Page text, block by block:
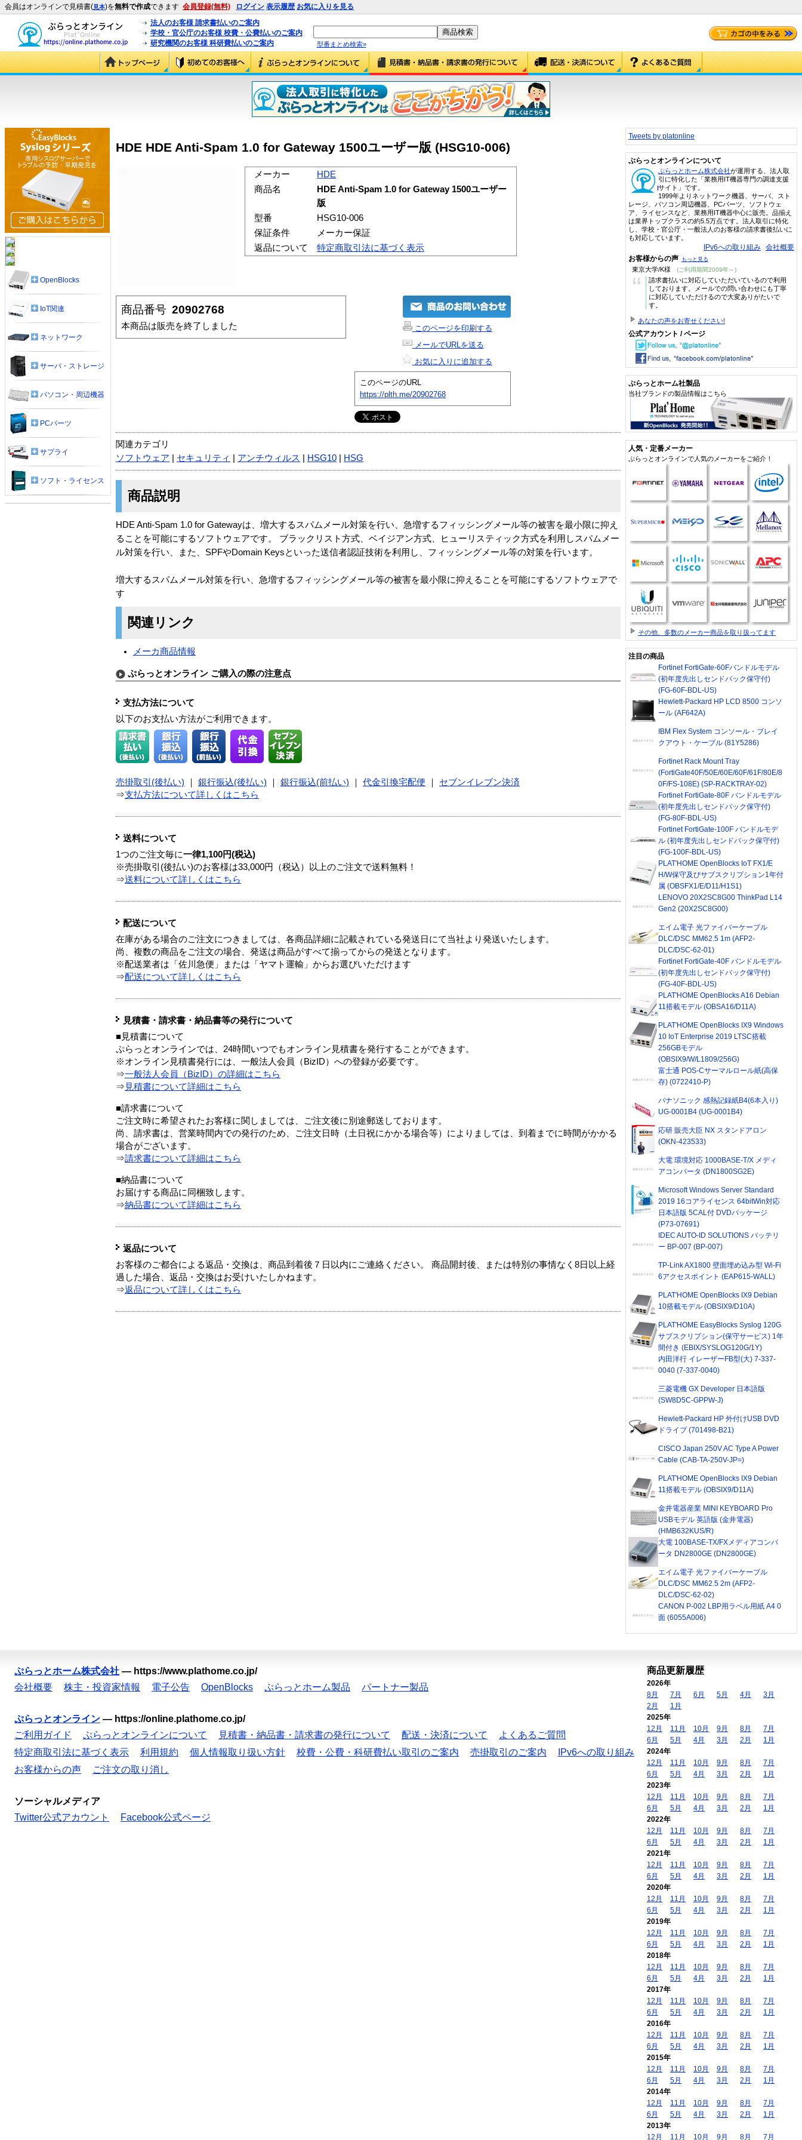
会員はオンラインで見積書(見本)を無料で作成できます 会員登録(無料) ログイン 表示履歴 お気に入りを見る
法人のお客様 請求書払いのご案内
学校・官公庁のお客様 校費・公費払いのご案内
研究機関のお客様 科研費払いのご案内
型番まとめ検索»
HDE HDE Anti-Spam 1.0 for Gateway 1500ユーザー版 (HSG10-006)
メーカー
HDE
商品名
HDE Anti-Spam 1.0 for Gateway 1500ユーザー
版
型番
HSG10-006
保証条件
メーカー保証
返品について
特定商取引法に基づく表示
商品番号 20902768
本商品は販売を終了しました
このページを印刷する
メールでURLを送る
お気に入りに追加する
このページのURL
https://plth.me/20902768
関連カテゴリ
ソフトウェア
セキュリティ アンチウィルス HSG10 HSG
商品説明
HDE Anti-Spam 1.0 for Gatewayは、増大するスパムメール対策を行い、急増するフィッシングメール等の被害を最小限に抑え
ることを可能にするソフトウェアです。 ブラックリスト方式、ベイジアン方式、ヒューリスティック方式を利用しスパムメー
ル対策を行い、また、SPFやDomain Keysといった送信者認証技術を利用し、フィッシングメール等の対策を行います。
増大するスパムメール対策を行い、急増するフィッシングメール等の被害を最小限に抑えることを可能にするソフトウェアで
す
関連リンク
メーカ商品情報
ぷらっとオンライン ご購入の際の注意点
支払方法について
以下のお支払い方法がご利用できます。
売掛取引(後払い) 銀行振込(後払い) 銀行振込(前払い) 代金引換宅配便
セブンイレブン決済
⇒支払方法について詳しくはこちら
送料について
1つのご注文毎に一律1,100円(税込)
※売掛取引(後払い)のお客様は33,000円（税込）以上のご注文で送料無料！
⇒送料について詳しくはこちら
配送について
在庫がある場合のご注文につきましては、各商品詳細に記載されている発送日にて当社より発送いたします。
尚、複数の商品をご注文の場合、発送は商品がすべて揃ってからの発送となります。
※配送業者は「佐川急便」または「ヤマト運輸」からお選びいただけます
⇒配送について詳しくはこちら
見積書・請求書・納品書等の発行について
■見積書について
ぷらっとオンラインでは、24時間いつでもオンライン見積書を発行することができます。
※オンライン見積書発行には、一般法人会員（BizID）への登録が必要です。
⇒一般法人会員（BizID）の詳細はこちら
⇒ 見積書について詳細はこちら
■請求書について
ご注文時に希望されたお客様に関しましては、ご注文後に別途郵送しております。
尚、請求書は、営業時間内での発行のため、ご注文日時（土日祝にかかる場合等）によりましては、到着までに時間がかかる
場合がございます。
⇒請求書について詳細はこちら
■納品書について
お届けする商品に同梱致します。
⇒納品書について詳細はこちら
返品について
お客様のご都合による返品・交換は、商品到着後７日以内にご連絡ください。 商品開封後、または特別の事情なく8日以上経
過した場合、返品・交換はお受けいたしかねます。
⇒返品について詳しくはこちら
OpenBlocks
IoT関連
ネットワーク
サーバ・ストレージ
パソコン・周辺機器
PCパーツ
サプライ
ソフト・ライセンス
Tweets by platonline
ぷらっとオンラインについて
ぷらっとホーム株式会社が運用する、法人取
引に特化した「業務用IT機器専門の調達支援
サイト」です。
1999年よりネットワーク機器、サーバ、スト
レージ、パソコン周辺機器、PCパーツ、ソフトウェ
ア、ライセンスなど、業務用IT機器中心に販売。品揃え
は業界トップクラスの約5.5万点です。法人取引に特化
し、学校・官公庁・一般法人のお客様の請求書後払いに
も対応しています。
IPv6への取り組み 会社概要
お客様からの声 もっと見る
東京大学/K様 (ご利用期間2009年～)
“
請求書払いに対応していただいているので利用
しております。メールでの問い合わせにも丁寧
に対応していただけるので大変ありがたいで
す。
あなたの声をお寄せください!
公式アカウント / ページ
ぷらっとホーム社製品
当社ブランドの製品情報はこちら
人気・定番メーカー
ぷらっとオンラインで人気のメーカーをご紹介！
その他、多数のメーカー商品を取り扱ってます
注目の商品
Fortinet FortiGate-60Fバンドルモデル
(初年度先出しセンドバック保守付)
(FG-60F-BDL-US)
Hewlett-Packard HP LCD 8500 コンソ
ール (AF642A)
IBM Flex System コンソール・ブレイ
クアウト・ケーブル (81Y5286)
Fortinet Rack Mount Tray
(FortiGate40F/50E/60E/60F/61F/80E/8
0F/FS-108E) (SP-RACKTRAY-02)
Fortinet FortiGate-80F バンドルモデル
(初年度先出しセンドバック保守付)
(FG-80F-BDL-US)
Fortinet FortiGate-100F バンドルモデ
ル (初年度先出しセンドバック保守付)
(FG-100F-BDL-US)
PLAT'HOME OpenBlocks IoT FX1/E
H/W保守及びサブスクリプション1年付
属 (OBSFX1/E/D11/H1S1)
LENOVO 20X2SC8G00 ThinkPad L14
Gen2 (20X2SC8G00)
エイム電子 光ファイバーケーブル
DLC/DSC MM62.5 1m (AFP2-
DLC/DSC-62-01)
Fortinet FortiGate-40F バンドルモデル
(初年度先出しセンドバック保守付)
(FG-40F-BDL-US)
PLAT'HOME OpenBlocks A16 Debian
11搭載モデル (OBSA16/D11A)
PLAT'HOME OpenBlocks IX9 Windows
10 IoT Enterprise 2019 LTSC搭載
256GBモデル
(OBSIX9/W/L1809/256G)
富士通 POS-Cサーマルロール紙(高保
存) (0722410-P)
パナソニック 感熱記録紙B4(6本入り)
UG-0001B4 (UG-0001B4)
応研 販売大臣 NX スタンドアロン
(OKN-423533)
大電 環境対応 1000BASE-T/X メディ
アコンバータ (DN1800SG2E)
Microsoft Windows Server Standard
2019 16コアライセンス 64bitWin対応
日本語版 5CAL付 DVDパッケージ
(P73-07691)
IDEC AUTO-ID SOLUTIONS バッテリ
ー BP-007 (BP-007)
TP-Link AX1800 壁面埋め込み型 Wi-Fi
6アクセスポイント (EAP615-WALL)
PLAT'HOME OpenBlocks IX9 Debian
10搭載モデル (OBSIX9/D10A)
PLAT'HOME EasyBlocks Syslog 120G
サブスクリプション(保守サービス) 1年
間付き (EBIX/SYSLOG120G/1Y)
内田洋行 イレーザーFB型(大) 7-337-
0040 (7-337-0040)
三菱電機 GX Developer 日本語版
(SW8D5C-GPPW-J)
Hewlett-Packard HP 外付けUSB DVD
ドライブ (701498-B21)
CISCO Japan 250V AC Type A Power
Cable (CAB-TA-250V-JP=)
PLAT'HOME OpenBlocks IX9 Debian
11搭載モデル (OBSIX9/D11A)
金井電器産業 MINI KEYBOARD Pro
USBモデル 英語版 (金井電器)
(HMB632KUS/R)
大電 100BASE-TX/FXメディアコンバ
ータ DN2800GE (DN2800GE)
エイム電子 光ファイバーケーブル
DLC/DSC MM62.5 2m (AFP2-
DLC/DSC-62-02)
CANON P-002 LBP用ラベル用紙 A4 0
面 (6055A006)
ぷらっとホーム株式会社 — https://www.plathome.co.jp/
会社概要
株主・投資家情報 電子公告 OpenBlocks ぷらっとホーム製品 パートナー製品
ぷらっとオンライン — https://online.plathome.co.jp/
ご利用ガイド
ぷらっとオンラインについて 見積書・納品書・請求書の発行について 配送・決済について
よくあるご質問
特定商取引法に基づく表示
利用規約 個人情報取り扱い方針 校費・公費・科研費払い取引のご案内 売掛取引のご案内
IPv6への取り組み
お客様からの声
ご注文の取り消し
ソーシャルメディア
Twitter公式アカウント
Facebook公式ページ
商品更新履歴
2026年
8月
7月 6月 5月 4月
3月
2月
1月
2025年
12月
11月 10月 9月 8月
7月
6月
5月 4月 3月 2月
1月
2024年
12月
11月 10月 9月 8月
7月
6月
5月 4月 3月 2月
1月
2023年
12月
11月 10月 9月 8月
7月
6月
5月 4月 3月 2月
1月
2022年
12月
11月 10月 9月 8月
7月
6月
5月 4月 3月 2月
1月
2021年
12月
11月 10月 9月 8月
7月
6月
5月 4月 3月 2月
1月
2020年
12月
11月 10月 9月 8月
7月
6月
5月 4月 3月 2月
1月
2019年
12月
11月 10月 9月 8月
7月
6月
5月 4月 3月 2月
1月
2018年
12月
11月 10月 9月 8月
7月
6月
5月 4月 3月 2月
1月
2017年
12月
11月 10月 9月 8月
7月
6月
5月 4月 3月 2月
1月
2016年
12月
11月 10月 9月 8月
7月
6月
5月 4月 3月 2月
1月
2015年
12月
11月 10月 9月 8月
7月
6月
5月 4月 3月 2月
1月
2014年
12月
11月 10月 9月 8月
7月
6月
5月 4月 3月 2月
1月
2013年
12月
11月 10月 9月 8月 7月